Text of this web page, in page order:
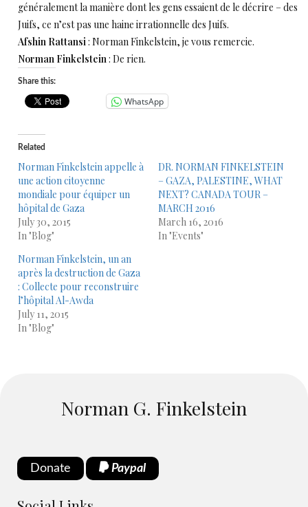
généralement la manière dont les gens essaient de le décrire – des
Juifs, ce n’est pas une haine irrationnelle des Juifs.
Afshin Rattansi: Norman Finkelstein, je vous remercie.
Norman Finkelstein: De rien.
Share this:
WhatsApp
Related
Norman Finkelstein appelle à
une action citoyenne
mondiale pour équiper un
hôpital de Gaza
July 30, 2015
In "Blog"
DR. NORMAN FINKELSTEIN
– GAZA, PALESTINE, WHAT
NEXT? CANADA TOUR –
MARCH 2016
March 16, 2016
In "Events"
Norman Finkelstein, un an
après la destruction de Gaza
: Collecte pour reconstruire
l’hôpital Al-Awda
July 11, 2015
In "Blog"
Norman G. Finkelstein
Donate Paypal